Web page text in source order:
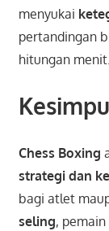
menyukai
pertandingan
hitungan menit.
Chess Boxing
strategi dan
bagi atlet
seling, pemain